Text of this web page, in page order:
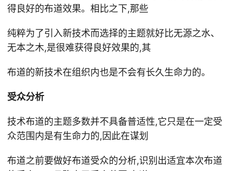
得良好的布道效果。相比之下,那些
纯粹为了引入新技术而选择的主题就好比无源之水、
无本之木,是很难获得良好效果的,其
布道的新技术在组织内也是不会有长久生命力的。
受众分析
技术布道的主题多数并不具备普适性,它只是在一定受
众范围内是有生命力的,因此在谋划
布道之前要做好布道受众的分析,识别出适宜本次布道